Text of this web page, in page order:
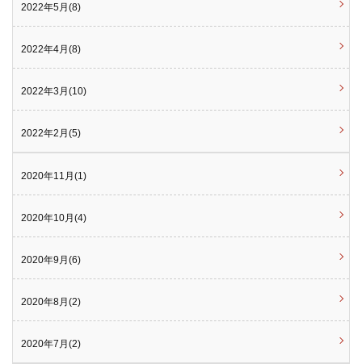
2022年5月(8)
2022年4月(8)
2022年3月(10)
2022年2月(5)
2020年11月(1)
2020年10月(4)
2020年9月(6)
2020年8月(2)
2020年7月(2)